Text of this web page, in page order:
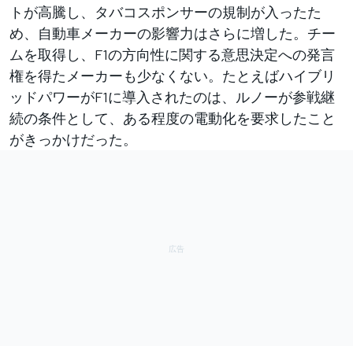
トが高騰し、タバコスポンサーの規制が入ったた
め、自動車メーカーの影響力はさらに増した。チー
ムを取得し、F1の方向性に関する意思決定への発言
権を得たメーカーも少なくない。たとえばハイブリ
ッドパワーがF1に導入されたのは、ルノーが参戦継
続の条件として、ある程度の電動化を要求したこと
がきっかけだった。